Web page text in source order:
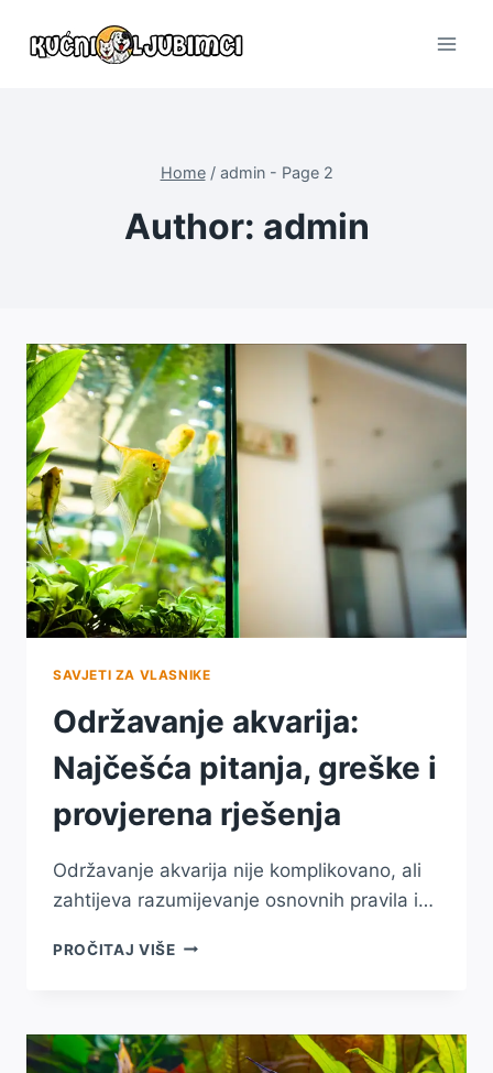
Home / admin- Page 2
Author: admin
SAVJETI ZA VLASNIKE
Održavanje akvarija:
Najčešća pitanja, greške i
provjerena rješenja
Održavanje akvarija nije komplikovano, ali
zahtijeva razumijevanje osnovnih pravila i…
PROČITAJ VIŠE ODRŽAVANJE
GREŠKE
I